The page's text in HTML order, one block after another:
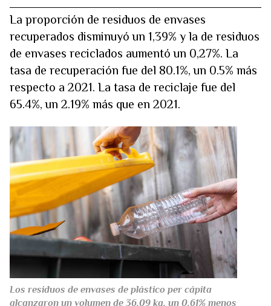
La proporción de residuos de envases
recuperados disminuyó un 1,39% y la de residuos
de envases reciclados aumentó un 0,27%. La
tasa de recuperación fue del 80.1%, un 0.5% más
respecto a 2021. La tasa de reciclaje fue del
65.4%, un 2.19% más que en 2021.
Los residuos de envases de plástico per cápita
alcanzaron un volumen de 36,09 kg, un 0,61% menos